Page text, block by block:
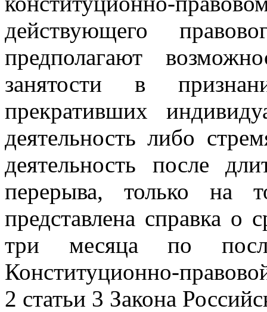
действующего
предполагают
занятости в
прекративших
деятельность либо
деятельность после
перерыва, только на
представлена справка о
три месяца по
Конституционно-
2 статьи 3 Закона